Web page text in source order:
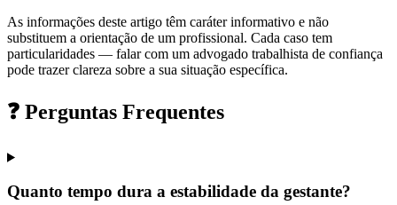
As informações deste artigo têm caráter informativo e não
substituem a orientação de um profissional. Cada caso tem
particularidades — falar com um advogado trabalhista de confiança
pode trazer clareza sobre a sua situação específica.
❓ Perguntas Frequentes
Quanto tempo dura a estabilidade da gestante?